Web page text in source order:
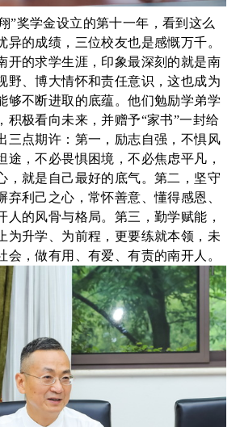
”奖学金设立的第十一年，看到这么
异的成绩，三位校友也是感慨万千。
开的求学生涯，印象最深刻的就是南
野、博大情怀和责任意识，这也成为
够不断进取的底蕴。他们勉励学弟学
积极看向未来，并赠予“家书”一封给
三点期许：第一，励志自强，不惧风
途，不必畏惧困境，不必焦虑平凡，
，就是自己最好的底气。第二，坚守
弃利己之心，常怀善意、懂得感恩、
人的风骨与格局。第三，勤学赋能，
为升学、为前程，更要练就本领，未
会，做有用、有爱、有责的南开人。